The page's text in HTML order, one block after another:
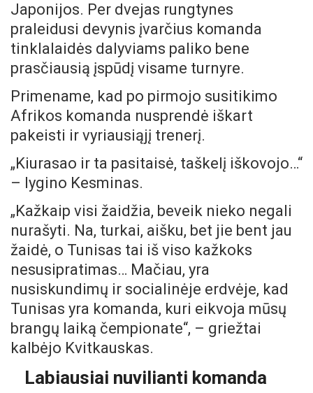
Japonijos. Per dvejas rungtynes
praleidusi devynis įvarčius komanda
tinklalaidės dalyviams paliko bene
prasčiausią įspūdį visame turnyre.
Primename, kad po pirmojo susitikimo
Afrikos komanda nusprendė iškart
pakeisti ir vyriausiąjį trenerį.
„Kiurasao ir ta pasitaisė, taškelį iškovojo…“
– lygino Kesminas.
„Kažkaip visi žaidžia, beveik nieko negali
nurašyti. Na, turkai, aišku, bet jie bent jau
žaidė, o Tunisas tai iš viso kažkoks
nesusipratimas… Mačiau, yra
nusiskundimų ir socialinėje erdvėje, kad
Tunisas yra komanda, kuri eikvoja mūsų
brangų laiką čempionate“, – griežtai
kalbėjo Kvitkauskas.
Labiausiai nuvilianti komanda